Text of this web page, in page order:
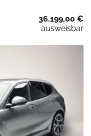
36.199,00 €
ausweisbar